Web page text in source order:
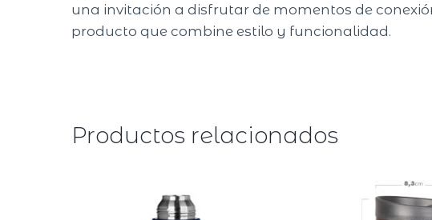
una invitación a disfrutar de momentos de
producto que combine estilo y funcionalidad.
Productos relacionados